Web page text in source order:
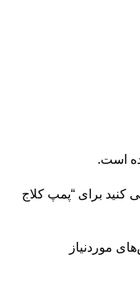
است.
کنید برای “پمپ کلاج
موردنیاز